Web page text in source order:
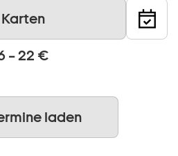
Karten
– 22 €
laden